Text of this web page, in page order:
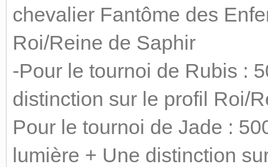
chevalier Fantôme des
Roi/Reine de Saphir
-Pour le tournoi de Rubis :
distinction sur le profil Roi/
Pour le tournoi de Jade :
lumière + Une distinction